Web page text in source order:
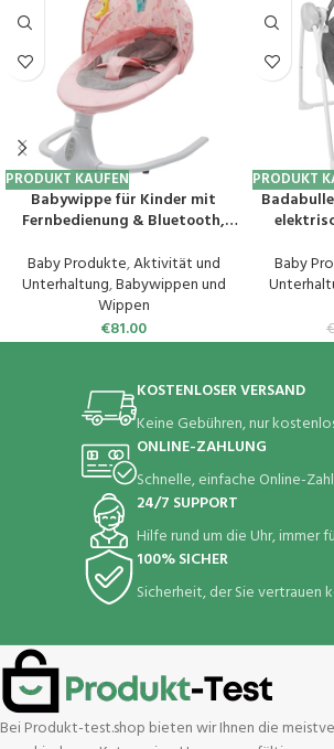
PRODUKT KAUFEN
Babywippe für Kinder mit
Fernbedienung & Bluetooth,
Tragfähigkeit 18kg,
Automatische Schaukel, für
Babys 0 bis 18 Monaten (Rosa)
Baby Produkte,Aktivität und
Unterhaltung,Babywippen und
Wippen
€81.00
PRODUKT
Baby
€
KOSTENLOSER VERSAND
Keine Gebühren, nur
ONLINE-ZAHLUNG
Schnelle, einfache Online-
24/7 SUPPORT
Hilfe rund um die Uhr, immer
100% SICHER
Sicherheit, der Sie vertrauen
Bei Produkt-test.shop bieten wir Ihnen die